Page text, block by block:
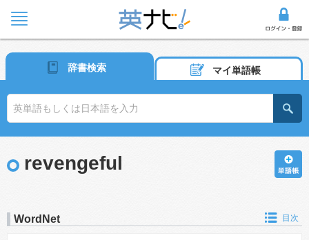
辞書検索 マイ単語帳
revengeful
WordNet 目次